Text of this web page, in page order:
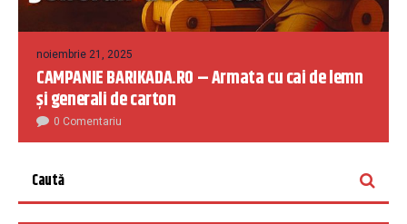
noiembrie 21, 2025
CAMPANIE BARIKADA.RO – Armata cu cai de lemn
și generali de carton
0 Comentariu